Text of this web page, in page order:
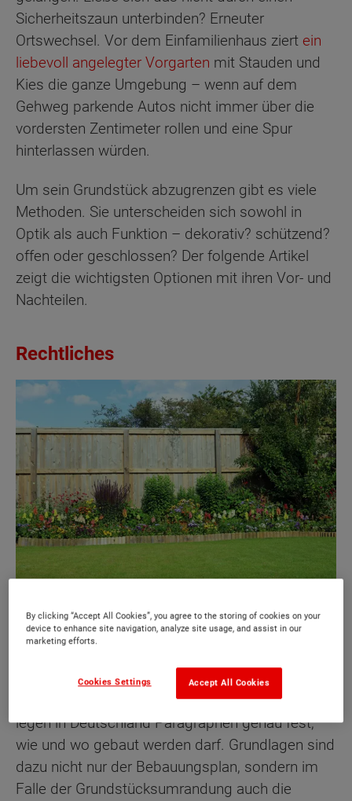
Sicherheitszaun unterbinden? Erneuter
Ortswechsel. Vor dem Einfamilienhaus ziert ein
liebevoll angelegter Vorgarten mit Stauden und
Kies die ganze Umgebung – wenn auf dem
Gehweg parkende Autos nicht immer über die
vordersten Zentimeter rollen und eine Spur
hinterlassen würden.
Um sein Grundstück abzugrenzen gibt es viele
Methoden. Sie unterscheiden sich sowohl in
Optik als auch Funktion – dekorativ? schützend?
offen oder geschlossen? Der folgende Artikel
zeigt die wichtigsten Optionen mit ihren Vor- und
Nachteilen.
Rechtliches
Bei Orts-unüblichen Einfriedungsdesigns sowie solchen
über 1,80m Höhe muss in jedem Bundesland eine
Baungenehmigung eingeholt werden.
Wie die meisten Bauherren festgestellt haben,
legen in Deutschland Paragraphen genau fest,
wie und wo gebaut werden darf. Grundlagen sind
dazu nicht nur der Bebauungsplan, sondern im
Falle der Grundstücksumrandung auch die
By clicking “Accept All Cookies”, you agree to the storing of cookies on your
device to enhance site navigation, analyze site usage, and assist in our
marketing efforts.
Accept All Cookies
Cookies Settings